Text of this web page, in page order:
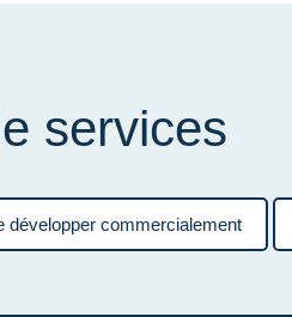
services
développer commercialement